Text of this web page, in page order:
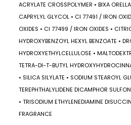
ACRYLATE CROSSPOLYMER • BIXA
CAPRYLYL GLYCOL • CI 77491 / IRON
OXIDES • CI 77499 / IRON OXIDES •
HYDROXYBENZOYL HEXYL BENZOATE •
HYDROXYETHYLCELLULOSE •
TETRA-DI-T-BUTYL
• SILICA SILYLATE • SODIUM STEAROYL
TEREPHTHALYLIDENE DICAMPHOR
• TRISODIUM ETHYLENEDIAMINE
FRAGRANCE